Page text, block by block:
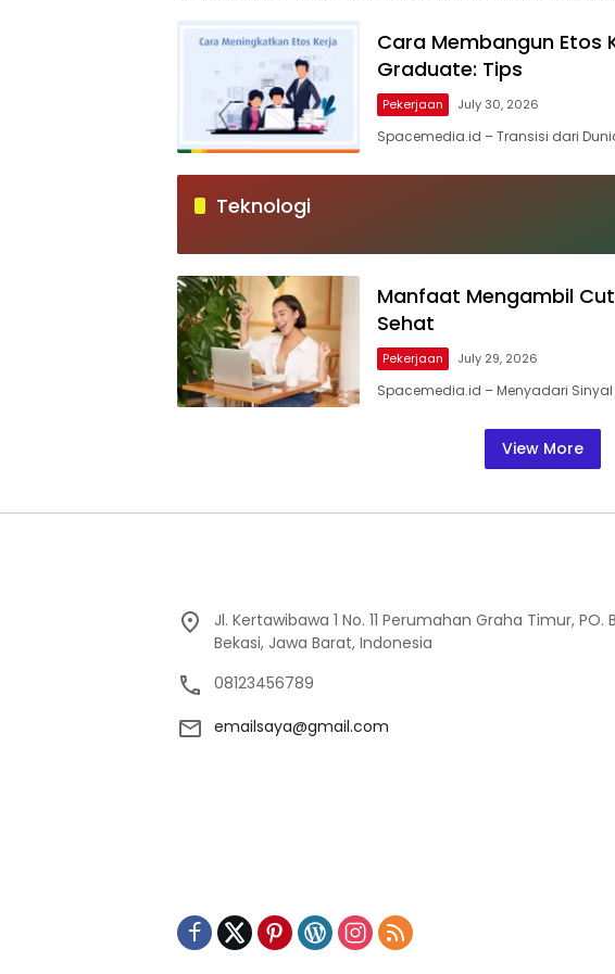
Cara Membangun Etos
Graduate: Tips
Pekerjaan July 30, 2026
Spacemedia.id – Transisi dari
Teknologi
Manfaat Mengambil
Sehat
Pekerjaan July 29, 2026
Spacemedia.id – Menyadari
View More
Jl. Kertawibawa 1 No. 11 Perumahan Graha Timur, PO.
Bekasi, Jawa Barat, Indonesia
08123456789
emailsaya@gmail.com